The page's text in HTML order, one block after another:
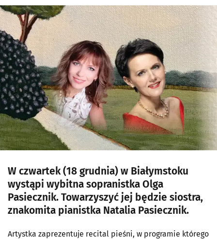
W czwartek (18 grudnia) w Białymstoku
wystąpi wybitna sopranistka Olga
Pasiecznik. Towarzyszyć jej będzie siostra,
znakomita pianistka Natalia Pasiecznik.
Artystka zaprezentuje recital pieśni, w programie którego